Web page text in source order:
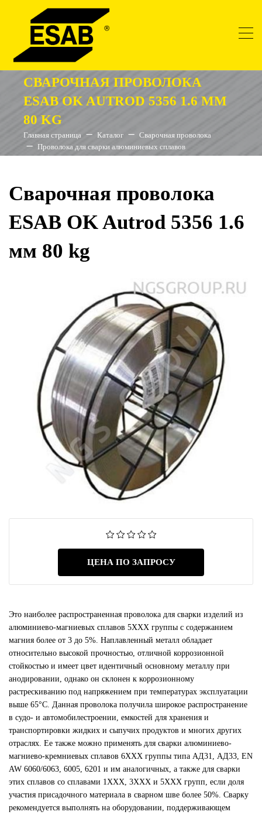
СВАРОЧНАЯ ПРОВОЛОКА
ESAB OK AUTROD 5356 1.6 ММ
80 KG
Главная страница Каталог
Сварочная проволока
Проволока для сварки алюминиевых сплавов
Сварочная проволока
ESAB OK Autrod 5356 1.6
мм 80 kg
ЦЕНА ПО ЗАПРОСУ
Это наиболее распространенная проволока для сварки изделий из
алюминиево-магниевых сплавов 5ХХХ группы с содержанием
магния более от 3 до 5%. Наплавленный металл обладает
относительно высокой прочностью, отличной коррозионной
стойкостью и имеет цвет идентичный основному металлу при
анодировании, однако он склонен к коррозионному
растрескиванию под напряжением при температурах эксплуатации
выше 65°С. Данная проволока получила широкое распространение
в судо- и автомобилестроении, емкостей для хранения и
транспортировки жидких и сыпучих продуктов и многих других
отраслях. Ее также можно применять для сварки алюминиево-
магниево-кремниевых сплавов 6ХХХ группы типа АД31, АД33, EN
AW 6060/6063, 6005, 6201 и им аналогичных, а также для сварки
этих сплавов со сплавами 1ХХХ, 3ХХХ и 5ХХХ групп, если доля
участия присадочного материала в сварном шве более 50%. Сварку
рекомендуется выполнять на оборудовании, поддерживающем